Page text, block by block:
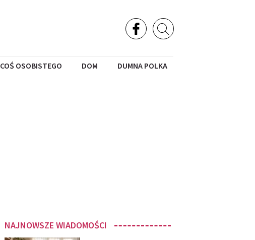
COŚ OSOBISTEGO DOM DUMNA POLKA
NAJNOWSZE WIADOMOŚCI